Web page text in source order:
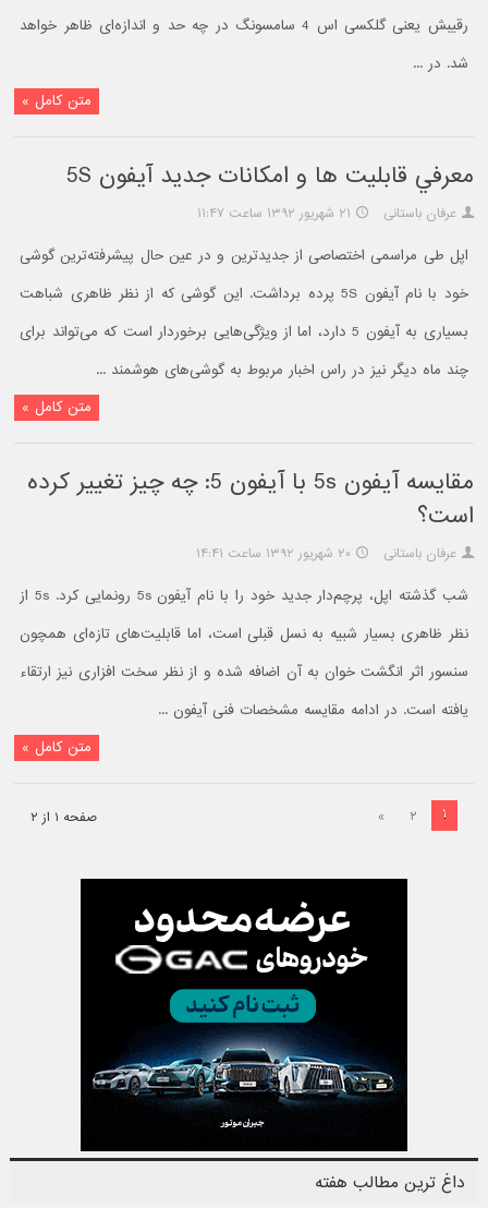
رقیبش یعنی گلکسی اس 4 سامسونگ در چه حد و اندازه‌ای ظاهر خواهد
شد. در ...
متن کامل »
معرفي قابليت ها و امکانات جديد آيفون 5S
عرفان باستانی ۲۱ شهریور ۱۳۹۲ ساعت ۱۱:۴۷
اپل طی مراسمی اختصاصی از جدیدترین و در عین حال پیشرفته‌ترین گوشی
خود با نام آیفون 5S پرده برداشت. این گوشی که از نظر ظاهری شباهت
بسیاری به آیفون 5 دارد، اما از ویژگی‌هایی برخوردار است که می‌تواند برای
چند ماه دیگر نیز در راس اخبار مربوط به گوشی‌های هوشمند ...
متن کامل »
مقايسه آیفون 5s با آیفون 5: چه چیز تغییر کرده
است؟
عرفان باستانی ۲۰ شهریور ۱۳۹۲ ساعت ۱۴:۴۱
شب گذشته اپل، پرچم‌دار جدید خود را با نام آیفون 5s رونمایی کرد. 5s از
نظر ظاهری بسیار شبیه به نسل قبلی است، اما قابلیت‌های تازه‌ای همچون
سنسور اثر انگشت خوان به آن اضافه شده و از نظر سخت افزاری نیز ارتقاء
یافته است. در ادامه مقایسه مشخصات فنی آیفون ...
متن کامل »
صفحه ۱ از ۲ ۱ ۲ »
داغ ترین مطالب هفته